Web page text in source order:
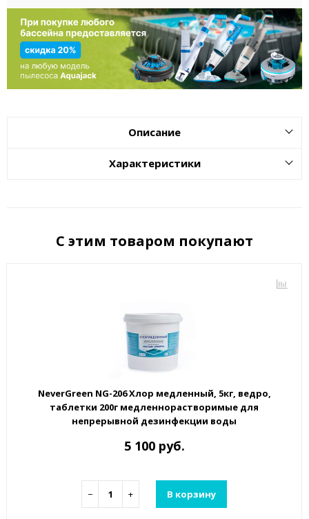
Описание
Характеристики
С этим товаром покупают
NeverGreen NG-206 Хлор медленный, 5кг, ведро,
таблетки 200г медленнорастворимые для
непрерывной дезинфекции воды
5 100 руб.
− + В корзину